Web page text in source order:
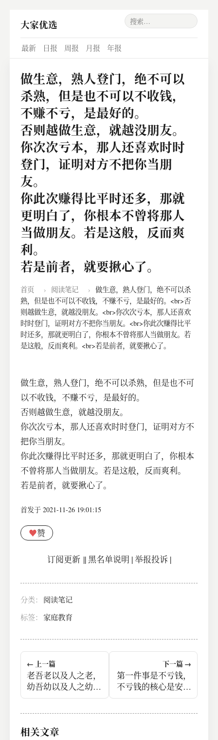
大家优选
最新 日报 周报 月报 年报
做生意，熟人登门，绝不可以
杀熟，但是也不可以不收钱，
不赚不亏，是最好的。
否则越做生意，就越没朋友。
你次次亏本，那人还喜欢时时
登门，证明对方不把你当朋
友。
你此次赚得比平时还多，那就
更明白了，你根本不曾将那人
当做朋友。若是这般，反而爽
利。
若是前者，就要揪心了。
首页 › 阅读笔记 ›
做生意，熟人登门，绝不可以杀
熟，但是也不可以不收钱，不赚不亏，是最好的。<br>否
则越做生意，就越没朋友。<br>你次次亏本，那人还喜欢
时时登门，证明对方不把你当朋友。<br>你此次赚得比平
时还多，那就更明白了，你根本不曾将那人当做朋友。若
是这般，反而爽利。<br>若是前者，就要揪心了。
做生意，熟人登门，绝不可以杀熟，但是也不可
以不收钱，不赚不亏，是最好的。
否则越做生意，就越没朋友。
你次次亏本，那人还喜欢时时登门，证明对方不
把你当朋友。
你此次赚得比平时还多，那就更明白了，你根本
不曾将那人当做朋友。若是这般，反而爽利。
若是前者，就要揪心了。
首发于 2021-11-26 19:01:15
♥赞
订阅更新||黑名单说明 |举报投诉 |
分类：
阅读笔记
标签： 家庭教育
← 上一篇
老吾老以及人之老，
幼吾幼以及人之幼，
天下可运于掌。
下一篇 →
第一件事是不亏钱，
不亏钱的核心是安全
线足够高，这要求买
相关文章